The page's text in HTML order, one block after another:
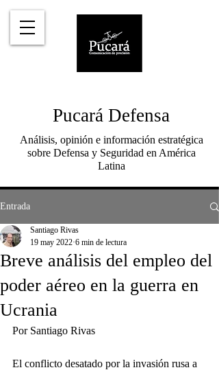
Pucará Defensa
Análisis, opinión e información estratégica
sobre Defensa y Seguridad en América
Latina
Entrada
Breve análisis del empleo del
poder aéreo en la guerra en
Ucrania
Santiago Rivas
19 may 2022 6 min de lectura
Por Santiago Rivas
El conflicto desatado por la invasión rusa a